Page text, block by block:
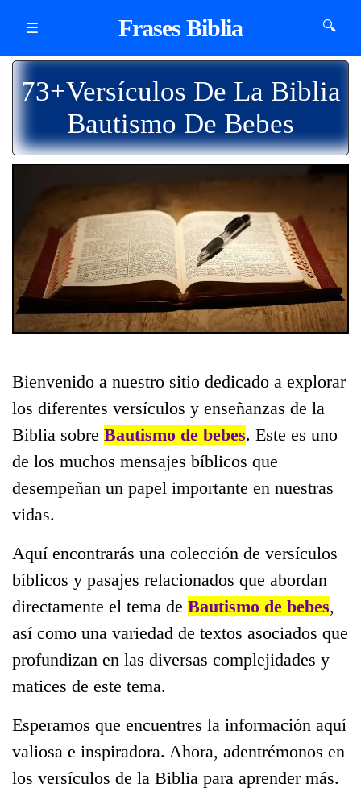
☰ Frases Biblia 🔍
73+Versículos De La Biblia
Bautismo De Bebes
Bienvenido a nuestro sitio dedicado a explorar
los diferentes versículos y enseñanzas de la
Biblia sobre Bautismo de bebes. Este es uno
de los muchos mensajes bíblicos que
desempeñan un papel importante en nuestras
vidas.
Aquí encontrarás una colección de versículos
bíblicos y pasajes relacionados que abordan
directamente el tema de Bautismo de bebes,
así como una variedad de textos asociados que
profundizan en las diversas complejidades y
matices de este tema.
Esperamos que encuentres la información aquí
valiosa e inspiradora. Ahora, adentrémonos en
los versículos de la Biblia para aprender más.